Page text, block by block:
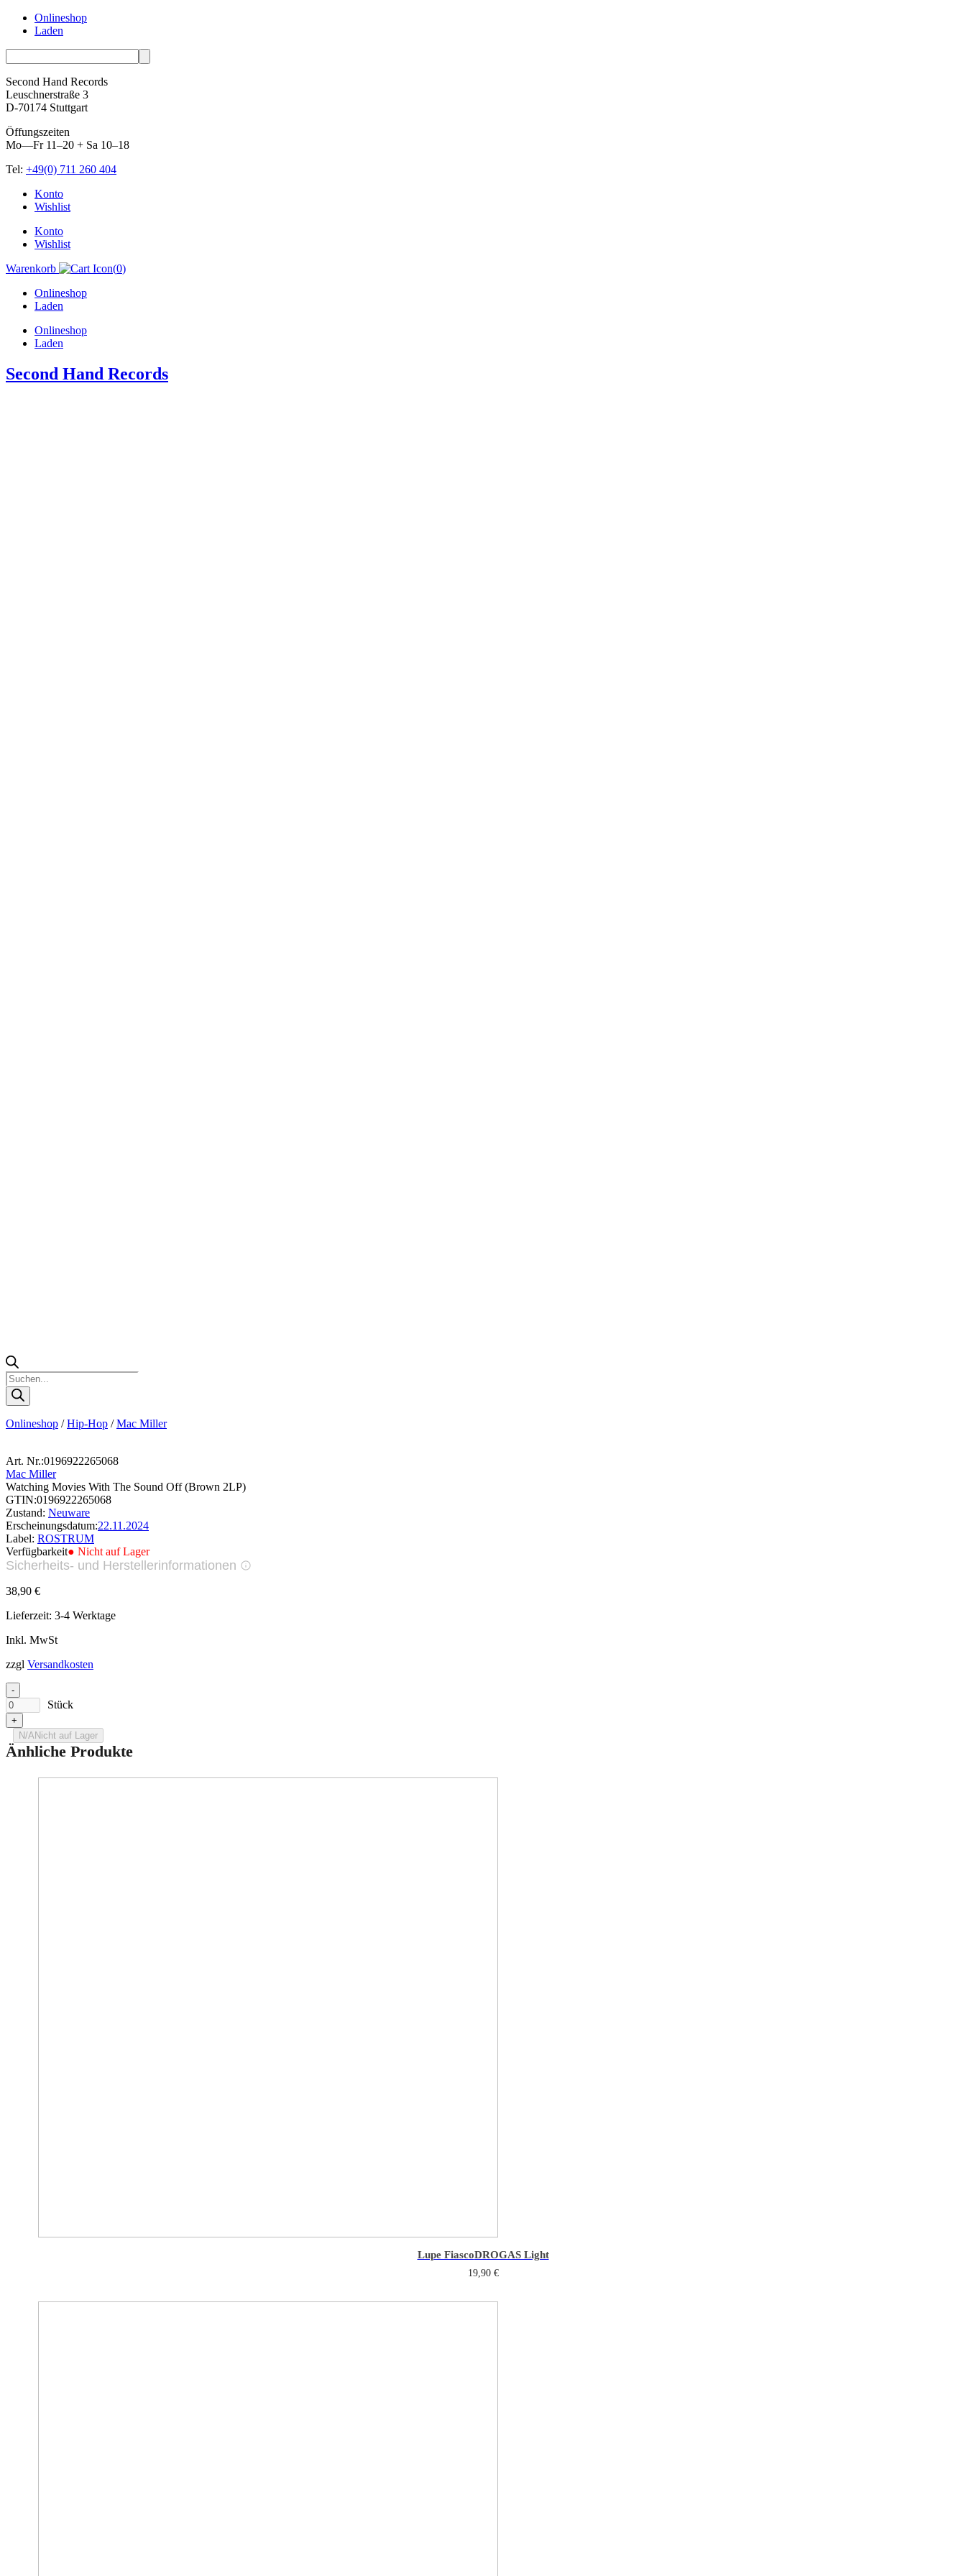
Onlineshop
Laden
Second Hand Records
Leuschnerstraße 3
D-70174 Stuttgart
Öffungszeiten
Mo—Fr 11–20 + Sa 10–18
Tel: +49(0) 711 260 404
Skip
Konto
Wishlist
Konto
Wishlist
Warenkorb
(0)
Onlineshop
Laden
Onlineshop
Laden
Second Hand Records
Products
search
Onlineshop /Hip-Hop /Mac Miller
Art. Nr.:0196922265068
Mac Miller
Watching Movies With The Sound Off (Brown 2LP)
GTIN:0196922265068
Zustand: Neuware
Erscheinungsdatum:22.11.2024
Label: ROSTRUM
Verfügbarkeit● Nicht auf Lager
Sicherheits- und Herstellerinformationen
38,90 €
Lieferzeit: 3-4 Werktage
Inkl. MwSt
zzgl Versandkosten
-
Stück
+
N/ANicht auf Lager
Änhliche Produkte
Lupe FiascoDROGAS Light
19,90 €